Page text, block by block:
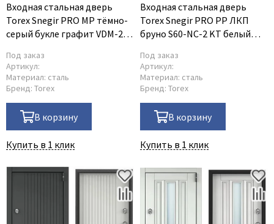
Входная стальная дверь
Torex Snegir PRO MP тёмно-
серый букле графит VDM-2
Под заказ
Артикул:
Материал: сталь
Бренд: Torex
В корзину
Купить в 1 клик
Входная стальная дверь
Torex Snegir PRO PP ЛКП
бруно S60-NС-2 KT белый
Под заказ
Артикул:
Материал: сталь
Бренд: Torex
В корзину
Купить в 1 клик